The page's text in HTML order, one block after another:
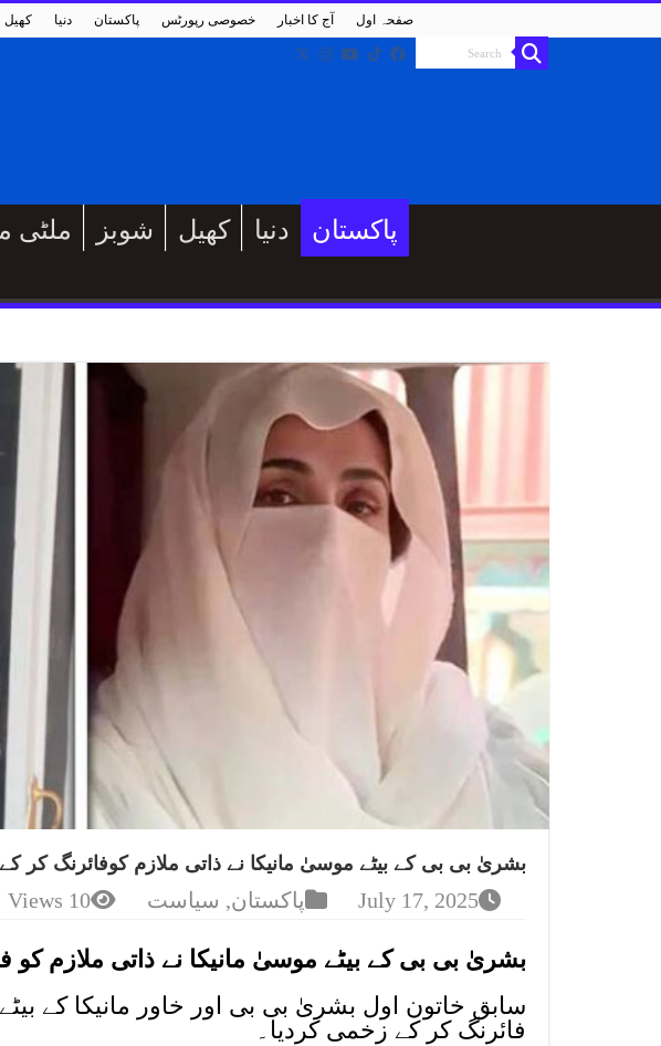
کھیل دنیا پاکستان خصوصی رپورٹس آج کا اخبار صفحہ اول
ملٹی شوبز کھیل دنیا
پاکستان
بشریٰ بی بی کے بیٹے موسیٰ مانیکا نے ذاتی ملازم کوفائرنگ کر
July 17, 2025 پاکستان, سیاست 10 Views
بشریٰ بی بی کے بیٹے موسیٰ مانیکا نے ذاتی ملازم کو
سابق خاتون اول بشریٰ بی بی اور خاور مانیکا کے
فائرنگ کر کے زخمی کردیا۔